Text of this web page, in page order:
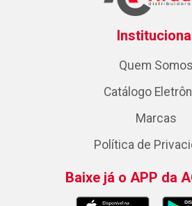
Quem Somos
Catálogo
Marcas
Política de
Baixe já o APP da